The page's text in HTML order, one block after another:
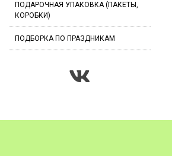
ПОДАРОЧНАЯ УПАКОВКА (ПАКЕТЫ,
КОРОБКИ)
ПОДБОРКА ПО ПРАЗДНИКАМ